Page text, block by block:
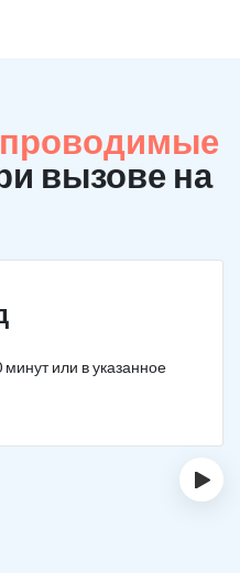
вызове на
или в указанное
›